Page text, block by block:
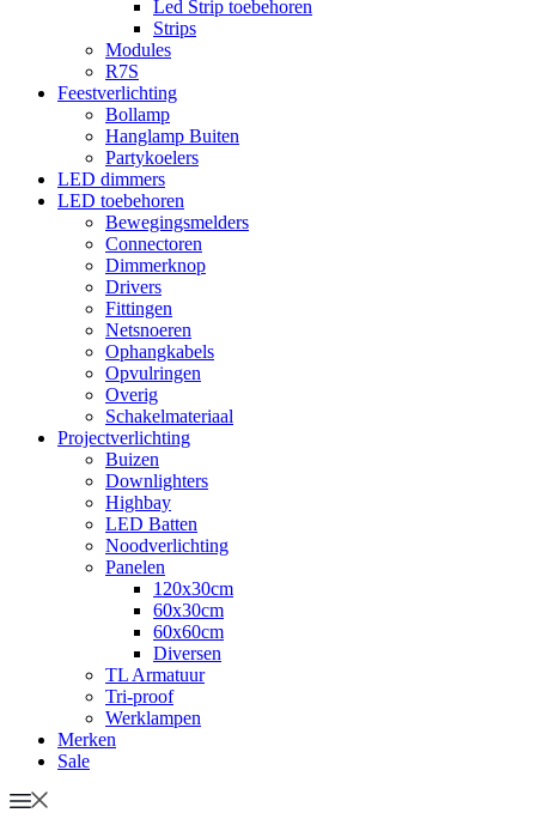
Led Strip toebehoren
Strips
Modules
R7S
Feestverlichting
Bollamp
Hanglamp Buiten
Partykoelers
LED dimmers
LED toebehoren
Bewegingsmelders
Connectoren
Dimmerknop
Drivers
Fittingen
Netsnoeren
Ophangkabels
Opvulringen
Overig
Schakelmateriaal
Projectverlichting
Buizen
Downlighters
Highbay
LED Batten
Noodverlichting
Panelen
120x30cm
60x30cm
60x60cm
Diversen
TL Armatuur
Tri-proof
Werklampen
Merken
Sale